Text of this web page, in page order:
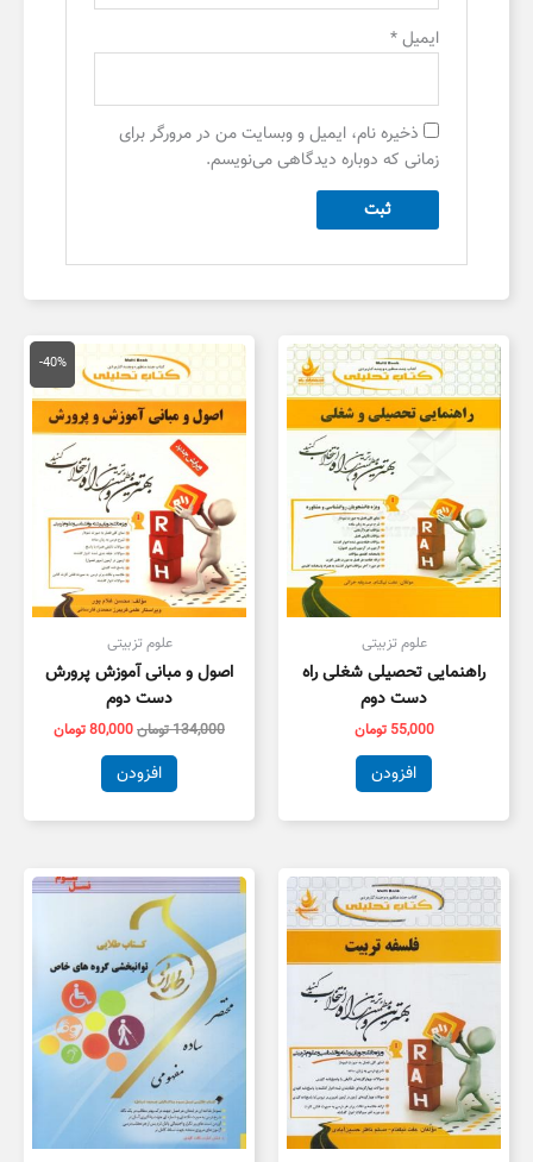
ایمیل*
ذخیره نام، ایمیل و وبسایت من در مرورگر برای
زمانی که دوباره دیدگاهی می‌نویسم.
علوم تزبیتی
راهنمایی تحصیلی شغلی راه
دست دوم
55,000 تومان
افزودن
-40%
علوم تزبیتی
اصول و مبانی آموزش پرورش
دست دوم
134,000تومان
قیمت
اصلی
134,000 تومان
بود.
80,000تومان
قیمت
فعلی
است.
افزودن